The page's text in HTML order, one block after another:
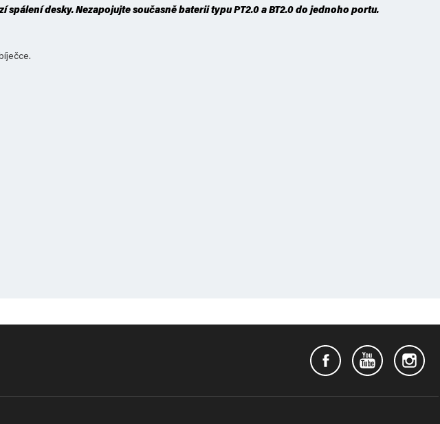
desky. Nezapojujte současně baterii typu PT2.0 a BT2.0 do jednoho portu.